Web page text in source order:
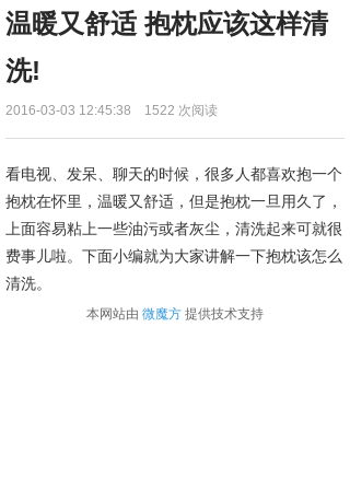
温暖又舒适 抱枕应该这样清
洗!
2016-03-03 12:45:38 1522 次阅读
看电视、发呆、聊天的时候，很多人都喜欢抱一个
抱枕在怀里，温暖又舒适，但是抱枕一旦用久了，
上面容易粘上一些油污或者灰尘，清洗起来可就很
费事儿啦。下面小编就为大家讲解一下抱枕该怎么
清洗。
本网站由 微魔方 提供技术支持